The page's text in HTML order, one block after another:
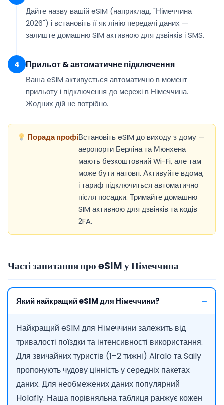
Дайте назву вашій eSIM (наприклад, "Німеччина
2026") і встановіть її як лінію передачі даних —
залиште домашню SIM активною для дзвінків і SMS.
4 Прильот & автоматичне підключення
Ваша eSIM активується автоматично в момент
прильоту і підключення до мережі в Німеччина.
Жодних дій не потрібно.
Порада профіВстановіть eSIM до виходу з дому —
аеропорти Берліна та Мюнхена
мають безкоштовний Wi-Fi, але там
може бути натовп. Активуйте вдома,
і тариф підключиться автоматично
після посадки. Тримайте домашню
SIM активною для дзвінків та кодів
2FA.
Часті запитання про eSIM у Німеччина
Який найкращий eSIM для Німеччини?
Найкращий eSIM для Німеччини залежить від
тривалості поїздки та інтенсивності використання.
Для звичайних туристів (1–2 тижні) Airalo та Saily
пропонують чудову цінність у середніх пакетах
даних. Для необмежених даних популярний
Holafly. Наша порівняльна таблиця ранжує кожен